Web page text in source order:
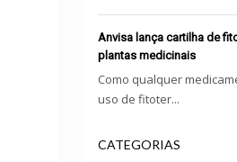
Anvisa lança cartilha de
plantas medicinais
Como qualquer
uso de fitoter...
CATEGORIAS